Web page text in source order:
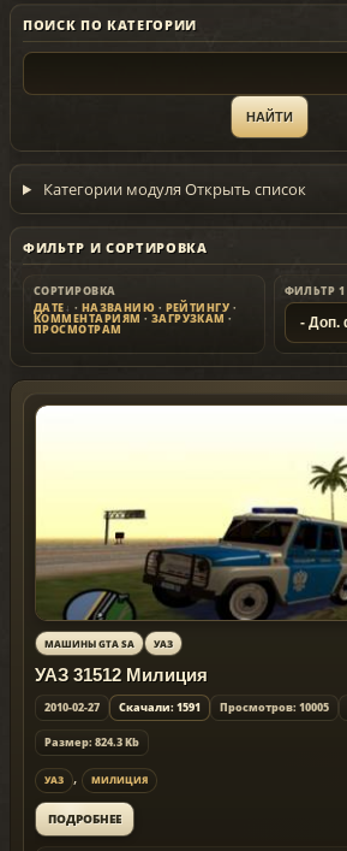
ПОИСК ПО КАТЕГОРИИ
Категории модуля Открыть список
ФИЛЬТР И СОРТИРОВКА
СОРТИРОВКА
ДАТЕ
· НАЗВАНИЮ · РЕЙТИНГУ ·
КОММЕНТАРИЯМ · ЗАГРУЗКАМ ·
ПРОСМОТРАМ
ФИЛЬТР 1
МАШИНЫ GTA SA УАЗ
УАЗ 31512 Милиция
2010-02-27 Скачали: 1591 Просмотров: 10005
Размер: 824.3 Kb
УАЗ , МИЛИЦИЯ
ПОДРОБНЕЕ